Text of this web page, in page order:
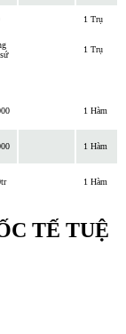
1 Trụ
1 Trụ
1 Hàm
1 Hàm
1 Hàm
TẾ TUỆ